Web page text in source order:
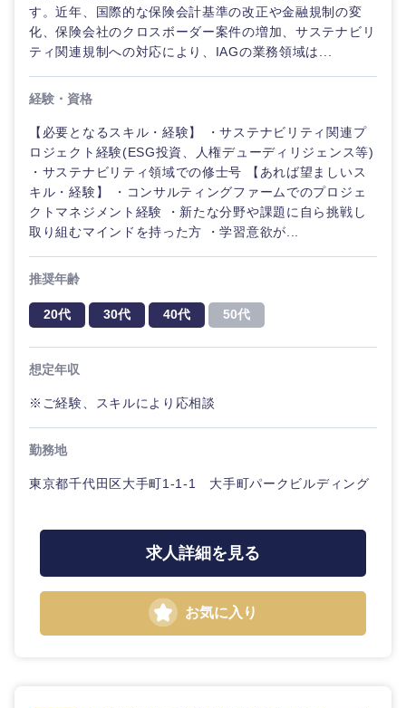
金融専門
職
メディカ
ル
不動産専
門職
建設・施
工管理
事務職
その他
その他マスメディア
エンターテイメント
法律・特許事務所・監査法人
人材・アウトソーシング
サービス
その他
関東地方
す。近年、国際的な保険会計基準の改正や金融規制の変
化、保険会社のクロスボーダー案件の増加、サステナビリ
ティ関連規制への対応により、IAGの業務領域は...
経験・資格
【必要となるスキル・経験】 ・サステナビリティ関連プ
ロジェクト経験(ESG投資、人権デューディリジェンス等)
・サステナビリティ領域での修士号 【あれば望ましいス
キル・経験】 ・コンサルティングファームでのプロジェ
クトマネジメント経験 ・新たな分野や課題に自ら挑戦し
取り組むマインドを持った方 ・学習意欲が...
推奨年齢
20代 30代 40代 50代
想定年収
※ご経験、スキルにより応相談
勤務地
東京都千代田区大手町1-1-1 大手町パークビルディング
求人詳細を見る
お気に入り